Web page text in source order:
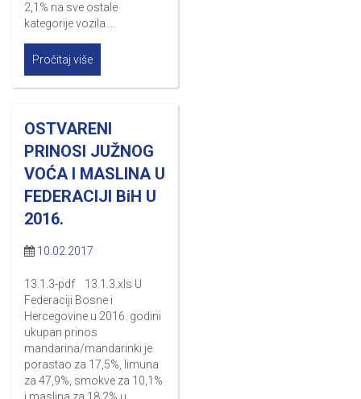
2,1% na sve ostale
kategorije vozila.…
Pročitaj više
OSTVARENI
PRINOSI JUŽNOG
VOĆA I MASLINA U
FEDERACIJI BiH U
2016.
10.02.2017
13.1.3-pdf 13.1.3.xls U
Federaciji Bosne i
Hercegovine u 2016. godini
ukupan prinos
mandarina/mandarinki je
porastao za 17,5%, limuna
za 47,9%, smokve za 10,1%